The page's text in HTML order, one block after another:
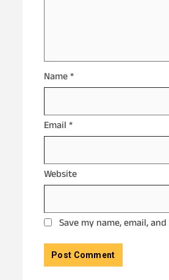
Name*
Email *
Website
Save my name, email,